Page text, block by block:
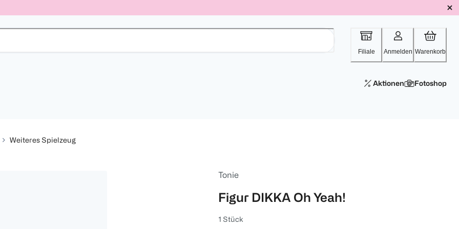
Filiale Anmelden Warenkorb
Aktionen Fotoshop
Weiteres Spielzeug
Tonie
Figur DIKKA Oh Yeah!
1 Stück